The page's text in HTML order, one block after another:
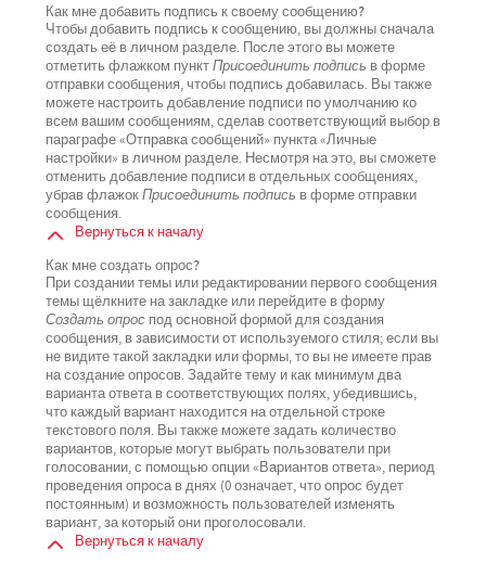
Как мне добавить подпись к своему сообщению?
Чтобы добавить подпись к сообщению, вы должны сначала
создать её в личном разделе. После этого вы можете
отметить флажком пунктПрисоединить подпись в форме
отправки сообщения, чтобы подпись добавилась. Вы также
можете настроить добавление подписи по умолчанию ко
всем вашим сообщениям, сделав соответствующий выбор в
параграфе «Отправка сообщений» пункта «Личные
настройки» в личном разделе. Несмотря на это, вы сможете
отменить добавление подписи в отдельных сообщениях,
убрав флажокПрисоединить подпись в форме отправки
сообщения.
Вернуться к началу
Как мне создать опрос?
При создании темы или редактировании первого сообщения
темы щёлкните на закладке или перейдите в форму
Создать опроспод основной формой для создания
сообщения, в зависимости от используемого стиля; если вы
не видите такой закладки или формы, то вы не имеете прав
на создание опросов. Задайте тему и как минимум два
варианта ответа в соответствующих полях, убедившись,
что каждый вариант находится на отдельной строке
текстового поля. Вы также можете задать количество
вариантов, которые могут выбрать пользователи при
голосовании, с помощью опции «Вариантов ответа», период
проведения опроса в днях (0 означает, что опрос будет
постоянным) и возможность пользователей изменять
вариант, за который они проголосовали.
Вернуться к началу